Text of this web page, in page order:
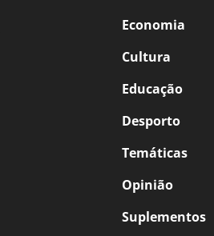
Economia
Cultura
Educação
Desporto
Temáticas
Opinião
Suplementos